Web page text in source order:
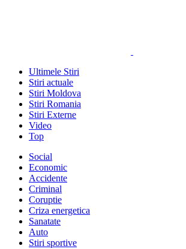
Ultimele Stiri
Stiri actuale
Stiri Moldova
Stiri Romania
Stiri Externe
Video
Top
Social
Economic
Accidente
Criminal
Coruptie
Criza energetica
Sanatate
Auto
Stiri sportive